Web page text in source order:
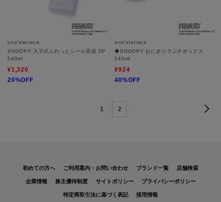
one'sterrace
SNOOPY 入子式ふわっとシール容器 3P
540ml
¥1,320
20%OFF
one'sterrace
◆SNOOPY おにぎりランチボックス
240ml
¥924
40%OFF
1 2
初めての方へ ご利用案内・お問い合わせ ブランド一覧
店舗検索
企業情報
株主優待制度 サイトポリシー
プライバシーポリシー
特定商取引法に基づく表記
採用情報